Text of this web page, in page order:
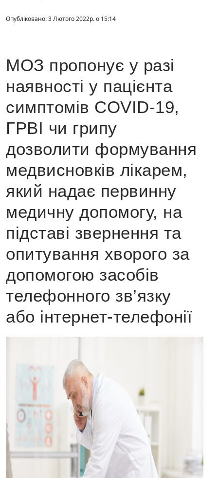
Опубліковано: 3 Лютого 2022р. о 15:14
МОЗ пропонує у разі
наявності у пацієнта
симптомів COVID-19,
ГРВІ чи грипу
дозволити формування
медвисновків лікарем,
який надає первинну
медичну допомогу, на
підставі звернення та
опитування хворого за
допомогою засобів
телефонного зв’язку
або інтернет-телефонії